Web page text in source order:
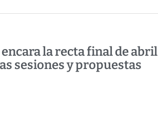
encara la recta final de abril
sesiones y propuestas